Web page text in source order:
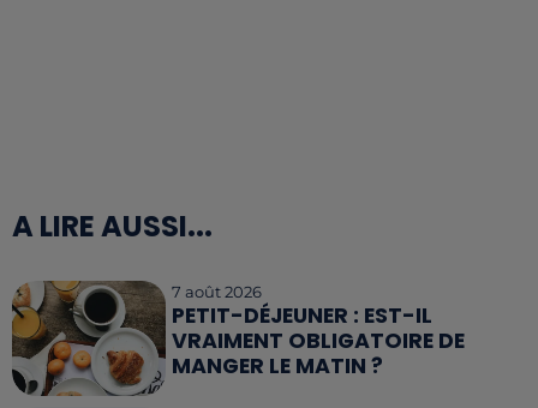
A LIRE AUSSI...
7 août 2026
PETIT-DÉJEUNER : EST-IL
VRAIMENT OBLIGATOIRE DE
MANGER LE MATIN ?